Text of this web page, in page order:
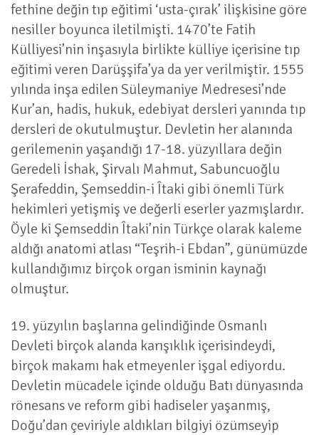
fethine değin tıp eğitimi ‘usta-çırak’ ilişkisine göre
nesiller boyunca iletilmişti. 1470’te Fatih
Külliyesi’nin inşasıyla birlikte külliye içerisine tıp
eğitimi veren Darüşşifa’ya da yer verilmiştir. 1555
yılında inşa edilen Süleymaniye Medresesi’nde
Kur’an, hadis, hukuk, edebiyat dersleri yanında tıp
dersleri de okutulmuştur. Devletin her alanında
gerilemenin yaşandığı 17-18. yüzyıllara değin
Geredeli İshak, Şirvalı Mahmut, Sabuncuoğlu
Şerafeddin, Şemseddin-i Îtaki gibi önemli Türk
hekimleri yetişmiş ve değerli eserler yazmışlardır.
Öyle ki Şemseddin Îtaki’nin Türkçe olarak kaleme
aldığı anatomi atlası “Teşrih-i Ebdan”, günümüzde
kullandığımız birçok organ isminin kaynağı
olmuştur.
19. yüzyılın başlarına gelindiğinde Osmanlı
Devleti birçok alanda karışıklık içerisindeydi,
birçok makamı hak etmeyenler işgal ediyordu.
Devletin mücadele içinde olduğu Batı dünyasında
rönesans ve reform gibi hadiseler yaşanmış,
Doğu’dan çeviriyle aldıkları bilgiyi özümseyip